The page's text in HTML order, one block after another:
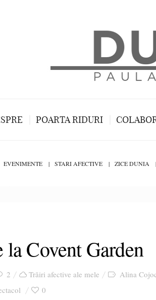
POARTA RIDURI
EVENIMENTE STARI AFECTIVE ZICE DUNIA
la Covent Garden
2 Trăiri afective ale mele Alina
0